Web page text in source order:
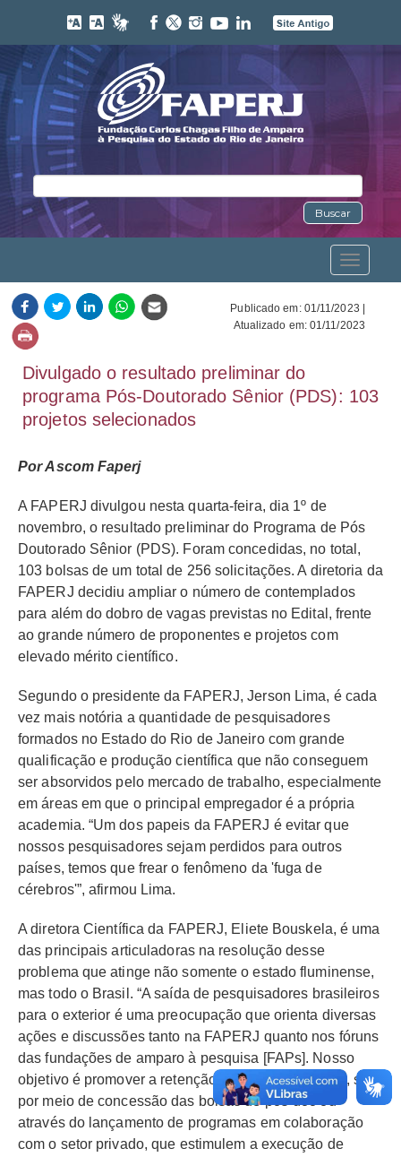
Buscar
Toggle
navigation
Publicado em: 01/11/2023 |
Atualizado em: 01/11/2023
Divulgado o resultado preliminar do
programa Pós-Doutorado Sênior (PDS): 103
projetos selecionados
Por Ascom Faperj
A FAPERJ divulgou nesta quarta-feira, dia 1º de
novembro, o resultado preliminar do Programa de Pós
Doutorado Sênior (PDS). Foram concedidas, no total,
103 bolsas de um total de 256 solicitações. A diretoria da
FAPERJ decidiu ampliar o número de contemplados
para além do dobro de vagas previstas no Edital, frente
ao grande número de proponentes e projetos com
elevado mérito científico.
Segundo o presidente da FAPERJ, Jerson Lima, é cada
vez mais notória a quantidade de pesquisadores
formados no Estado do Rio de Janeiro com grande
qualificação e produção científica que não conseguem
ser absorvidos pelo mercado de trabalho, especialmente
em áreas em que o principal empregador é a própria
academia. “Um dos papeis da FAPERJ é evitar que
nossos pesquisadores sejam perdidos para outros
países, temos que frear o fenômeno da 'fuga de
cérebros'”, afirmou Lima.
A diretora Científica da FAPERJ, Eliete Bouskela, é uma
das principais articuladoras na resolução desse
problema que atinge não somente o estado fluminense,
mas todo o Brasil. “A saída de pesquisadores brasileiros
para o exterior é uma preocupação que orienta diversas
ações e discussões tanto na FAPERJ quanto nos fóruns
das fundações de amparo à pesquisa [FAPs]. Nosso
objetivo é promover a retenção de nossos doutores, seja
por meio de concessão das bolsas de pós-doc ou
através do lançamento de programas em colaboração
com o setor privado, que estimulem a execução de